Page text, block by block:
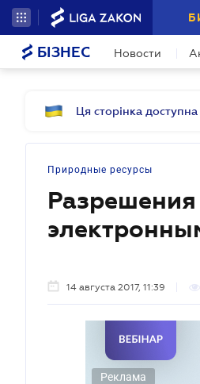
БІЗНЕС Новости
Ця сторінка
Природные ресурсы
Разрешения
14 августа 2017, 11:39
Реклама